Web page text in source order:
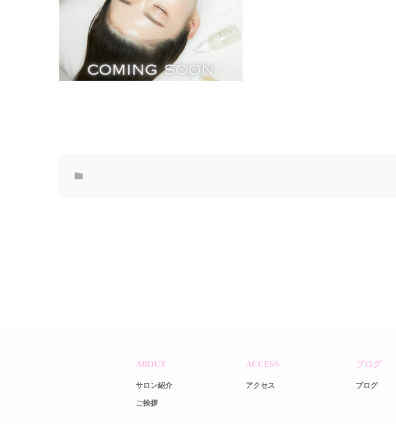
ABOUT
サロン紹介
ご挨拶
ACCESS
アクセス
ブログ
ブログ